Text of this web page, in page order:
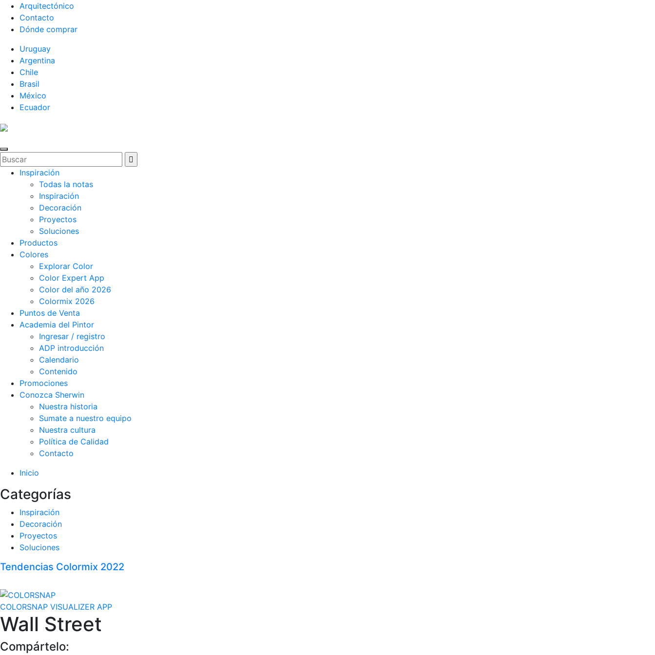
Arquitectónico
Contacto
Dónde comprar
Uruguay
Argentina
Chile
Brasil
México
Ecuador
Inspiración
Todas la notas
Inspiración
Decoración
Proyectos
Soluciones
Productos
Colores
Explorar Color
Color Expert App
Color del año 2026
Colormix 2026
Puntos de Venta
Academia del Pintor
Ingresar / registro
ADP introducción
Calendario
Contenido
Promociones
Conozca Sherwin
Nuestra historia
Sumate a nuestro equipo
Nuestra cultura
Política de Calidad
Contacto
Inicio
Categorías
Inspiración
Decoración
Proyectos
Soluciones
Tendencias Colormix 2022
COLORSNAP VISUALIZER APP
Wall Street
Compártelo: